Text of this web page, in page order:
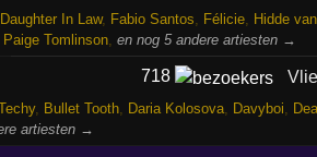
Daughter In Law, Fabio Santos Félicie, Hidde
Paige Tomlinson, en nog 5 andere artiesten →
718
, Bullet Tooth, Daria Kolosova, Davyboi
artiesten →